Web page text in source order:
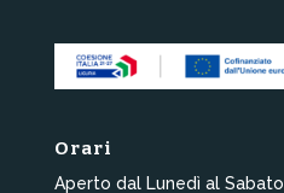
Orari
Aperto dal Lunedì al Sabato